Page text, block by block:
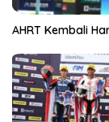
AHRT Kembali